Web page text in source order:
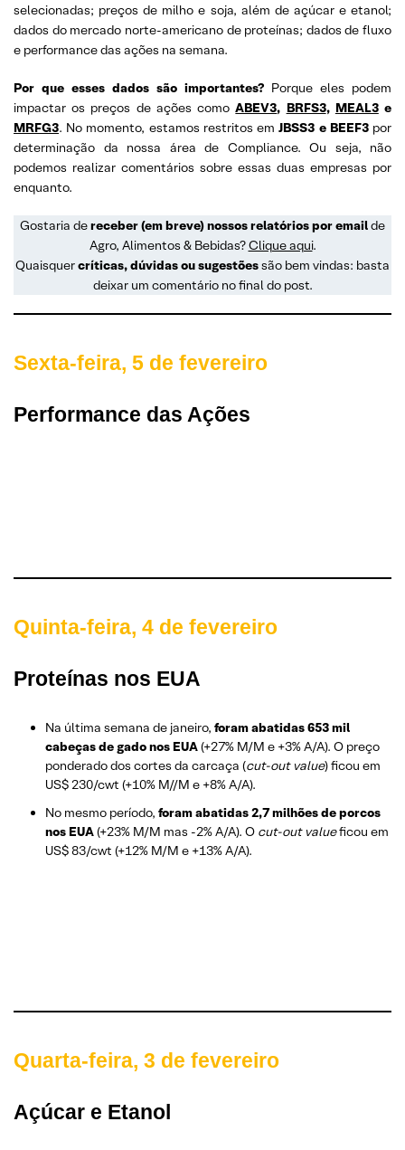
selecionadas; preços de milho e soja, além de açúcar e etanol;
dados do mercado norte-americano de proteínas; dados de fluxo
e performance das ações na semana.
Por que esses dados são importantes? Porque eles podem
impactar os preços de ações como ABEV3, BRFS3, MEAL3e
MRFG3. No momento, estamos restritos emJBSS3 e BEEF3por
determinação da nossa área de Compliance. Ou seja, não
podemos realizar comentários sobre essas duas empresas por
enquanto.
Gostaria dereceber (em breve) nossos relatórios por emailde
Agro, Alimentos & Bebidas?Clique aqui.
Quaisquercríticas, dúvidas ou sugestõessão bem vindas: basta
deixar um comentário no final do post.
Sexta-feira, 5 de fevereiro
Performance das Ações
Quinta-feira, 4 de fevereiro
Proteínas nos EUA
Na última semana de janeiro, foram abatidas 653 mil
cabeças de gado nos EUA(+27% M/M e +3% A/A). O preço
ponderado dos cortes da carcaça (cut-out value) ficou em
US$ 230/cwt (+10% M//M e +8% A/A).
No mesmo período, foram abatidas 2,7 milhões de porcos
nos EUA(+23% M/M mas -2% A/A). O cut-out valueficou em
US$ 83/cwt (+12% M/M e +13% A/A).
Quarta-feira, 3 de fevereiro
Açúcar e Etanol